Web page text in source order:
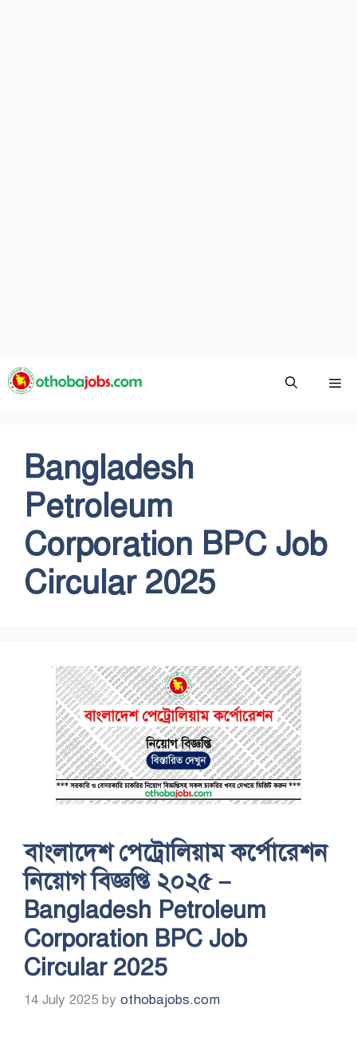
Skip
to
Bangladesh
Petroleum
Corporation BPC Job
Circular 2025
বাংলাদেশ পেট্রোলিয়াম কর্পোরেশন
নিয়োগ বিজ্ঞপ্তি ২০২৫ –
Bangladesh Petroleum
Corporation BPC Job
Circular 2025
14 July 2025 by othobajobs.com